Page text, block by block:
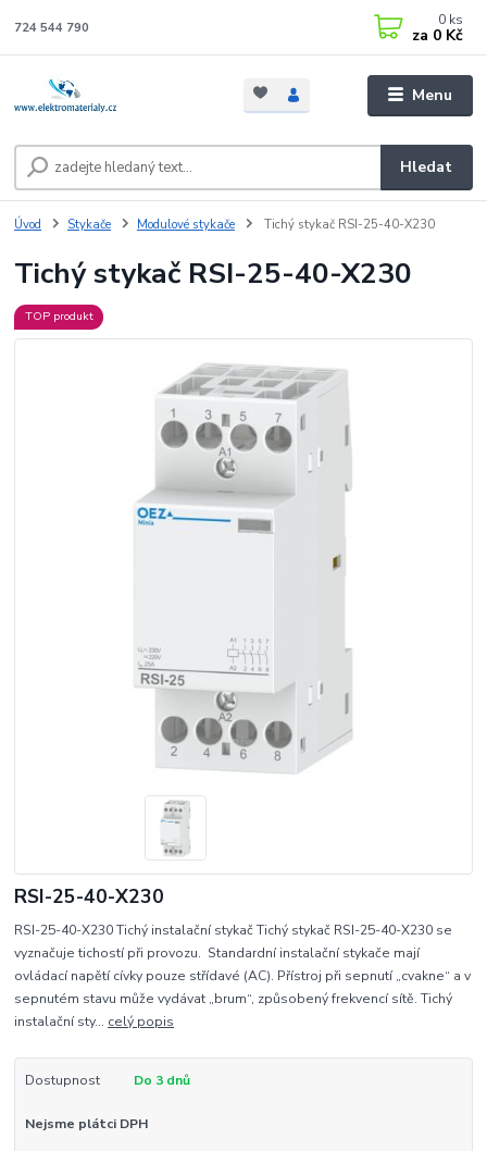
Menu
Hledat
724 544 790 0 ks
za 0 Kč
Úvod Stykače Modulové stykače Tichý stykač RSI-25-40-X230
Tichý stykač RSI-25-40-X230
TOP produkt
RSI-25-40-X230
RSI-25-40-X230 Tichý instalační stykač Tichý stykač RSI-25-40-X230 se
vyznačuje tichostí při provozu. Standardní instalační stykače mají
ovládací napětí cívky pouze střídavé (AC). Přístroj při sepnutí „cvakne“ a v
sepnutém stavu může vydávat „brum“, způsobený frekvencí sítě. Tichý
instalační sty... celý popis
Dostupnost Do 3 dnů
Nejsme plátci DPH